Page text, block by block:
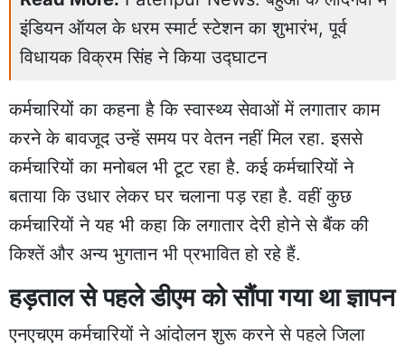
इंडियन ऑयल के धरम स्मार्ट स्टेशन का शुभारंभ, पूर्व
विधायक विक्रम सिंह ने किया उद्घाटन
कर्मचारियों का कहना है कि स्वास्थ्य सेवाओं में लगातार काम
करने के बावजूद उन्हें समय पर वेतन नहीं मिल रहा. इससे
कर्मचारियों का मनोबल भी टूट रहा है. कई कर्मचारियों ने
बताया कि उधार लेकर घर चलाना पड़ रहा है. वहीं कुछ
कर्मचारियों ने यह भी कहा कि लगातार देरी होने से बैंक की
किश्तें और अन्य भुगतान भी प्रभावित हो रहे हैं.
हड़ताल से पहले डीएम को सौंपा गया था ज्ञापन
एनएचएम कर्मचारियों ने आंदोलन शुरू करने से पहले जिला